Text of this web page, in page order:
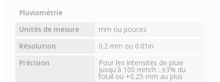
Pluviométrie
Unités de mesure
mm ou pouces
Résolution
0.2 mm ou 0.01in
Précision
Pour les intensités de pluie
jusqu'à 100 mm/h : ±3% du
total ou +0.25 mm au plus